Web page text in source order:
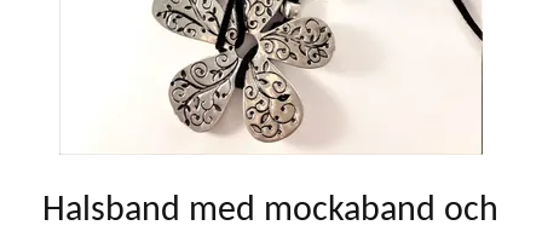
Halsband med mockaband och